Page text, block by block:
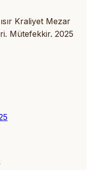
Kraliyet Mezar
Mütefekkir. 2025